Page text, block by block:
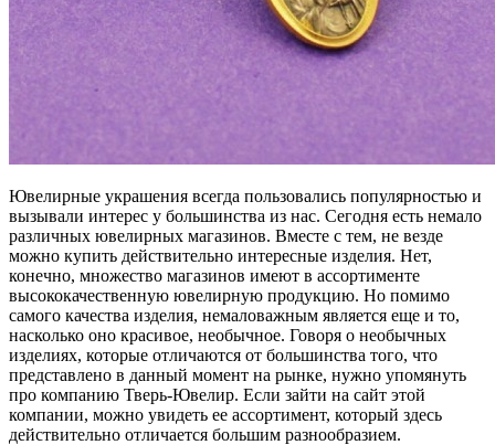
Ювелирные украшения всегда пользовались популярностью и
вызывали интерес у большинства из нас. Сегодня есть немало
различных ювелирных магазинов. Вместе с тем, не везде
можно купить действительно интересные изделия. Нет,
конечно, множество магазинов имеют в ассортименте
высококачественную ювелирную продукцию. Но помимо
самого качества изделия, немаловажным является еще и то,
насколько оно красивое, необычное. Говоря о необычных
изделиях, которые отличаются от большинства того, что
представлено в данный момент на рынке, нужно упомянуть
про компанию Тверь-Ювелир. Если зайти на сайт этой
компании, можно увидеть ее ассортимент, который здесь
действительно отличается большим разнообразием.